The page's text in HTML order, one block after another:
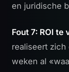
en juridische
Fout 7: ROI te
realiseert zich
weken al